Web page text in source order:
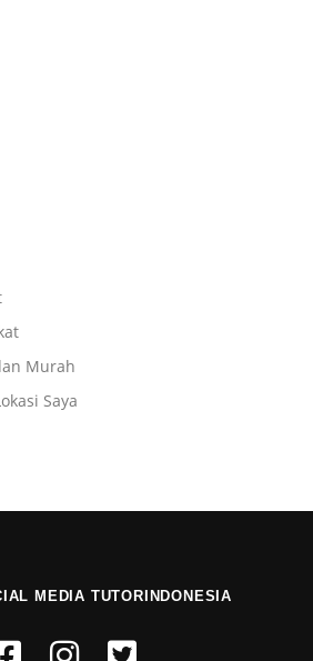
Murah
Saya
MEDIA TUTORINDONESIA